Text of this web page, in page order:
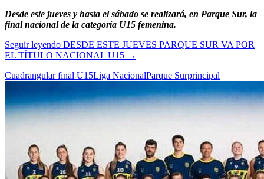
Desde este jueves y hasta el sábado se realizará, en Parque Sur, la
final nacional de la categoría U15 femenina.
Seguir leyendo DESDE ESTE JUEVES PARQUE SUR VA POR
EL TÍTULO NACIONAL U15 →
Cuadrangular final U15Liga NacionalParque Surprincipal